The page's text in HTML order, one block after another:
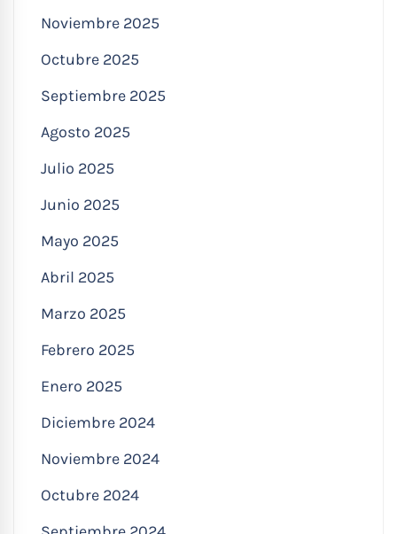
Noviembre 2025
Octubre 2025
Septiembre 2025
Agosto 2025
Julio 2025
Junio 2025
Mayo 2025
Abril 2025
Marzo 2025
Febrero 2025
Enero 2025
Diciembre 2024
Noviembre 2024
Octubre 2024